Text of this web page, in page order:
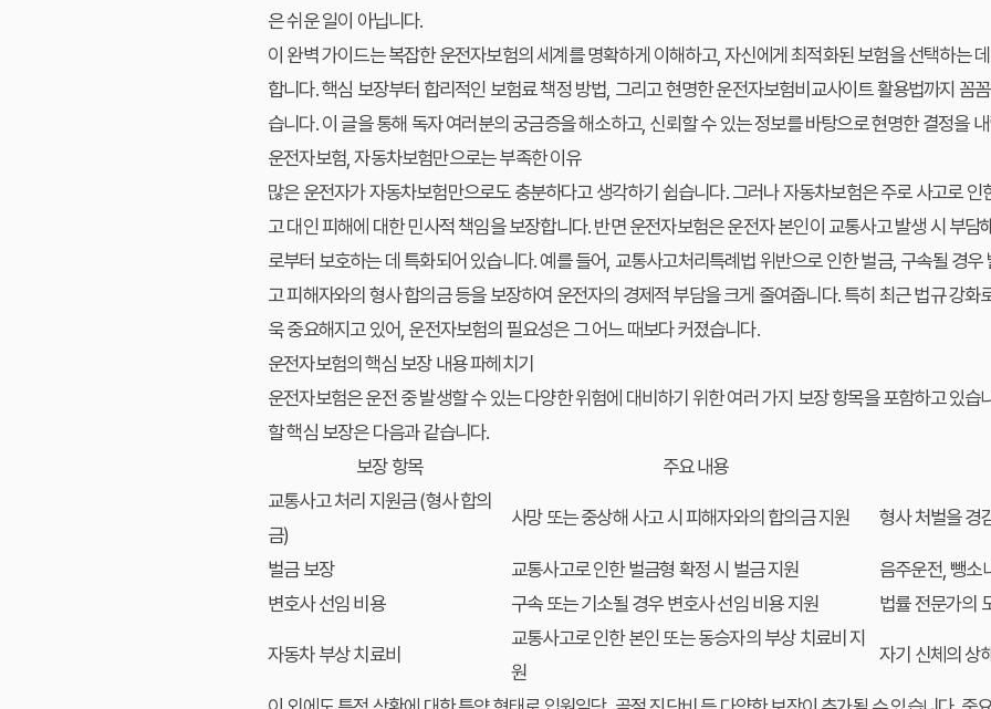
은 쉬운 일이 아닙니다.
이 완벽 가이드는 복잡한 운전자보험의 세계를 명확하게 이해하고, 자신에게 최적화된 보험을 선택하는
합니다. 핵심 보장부터 합리적인 보험료 책정 방법, 그리고 현명한 운전자보험비교사이트 활용법까지 꼼
습니다. 이 글을 통해 독자 여러분의 궁금증을 해소하고, 신뢰할 수 있는 정보를 바탕으로 현명한 결정을
운전자보험, 자동차보험만으로는 부족한 이유
많은 운전자가 자동차보험만으로도 충분하다고 생각하기 쉽습니다. 그러나 자동차보험은 주로 사고로 인
고 대인 피해에 대한 민사적 책임을 보장합니다. 반면 운전자보험은 운전자 본인이 교통사고 발생 시 부담
로부터 보호하는 데 특화되어 있습니다. 예를 들어, 교통사고처리특례법 위반으로 인한 벌금, 구속될 경
고 피해자와의 형사 합의금 등을 보장하여 운전자의 경제적 부담을 크게 줄여줍니다. 특히 최근 법규 강화
욱 중요해지고 있어, 운전자보험의 필요성은 그 어느 때보다 커졌습니다.
운전자보험의 핵심 보장 내용 파헤치기
운전자보험은 운전 중 발생할 수 있는 다양한 위험에 대비하기 위한 여러 가지 보장 항목을 포함하고 있습
할 핵심 보장은 다음과 같습니다.
보장 항목
주요 내용
교통사고 처리 지원금 (형사 합의
금)
사망 또는 중상해 사고 시 피해자와의 합의금 지원 형사 처벌을 경
벌금 보장 교통사고로 인한 벌금형 확정 시 벌금 지원
음주운전, 뺑소
변호사 선임 비용
구속 또는 기소될 경우 변호사 선임 비용 지원 법률 전문가의
자동차 부상 치료비
교통사고로 인한 본인 또는 동승자의 부상 치료비 지
원
자기 신체의 상